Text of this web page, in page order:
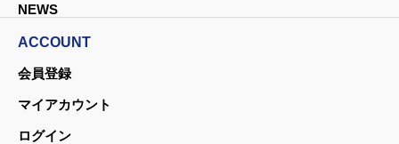
NEWS
ACCOUNT
会員登録
マイアカウント
ログイン